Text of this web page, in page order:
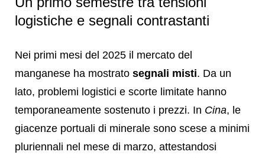
logistiche e segnali contrastanti
Nei primi mesi del 2025 il mercato del
manganese ha mostrato segnali misti. Da un
lato, problemi logistici e scorte limitate hanno
temporaneamente sostenuto i prezzi. In Cina, le
giacenze portuali di minerale sono scese a minimi
pluriennali nel mese di marzo, attestandosi